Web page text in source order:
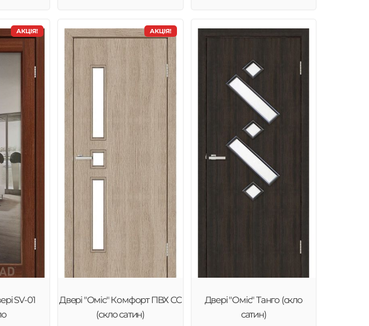
АКЦІЯ!
SV-01
АКЦІЯ!
Двері "Оміс" Комфорт ПВХ СС
(скло сатин)
Двері "Оміс" Танго (скло
сатин)